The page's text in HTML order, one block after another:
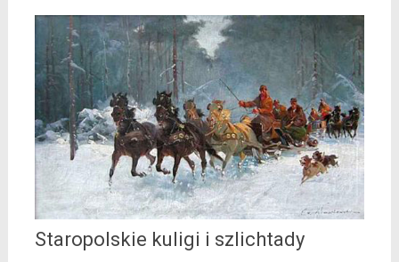
Staropolskie kuligi i szlichtady